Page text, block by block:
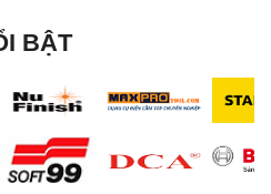
BẬT